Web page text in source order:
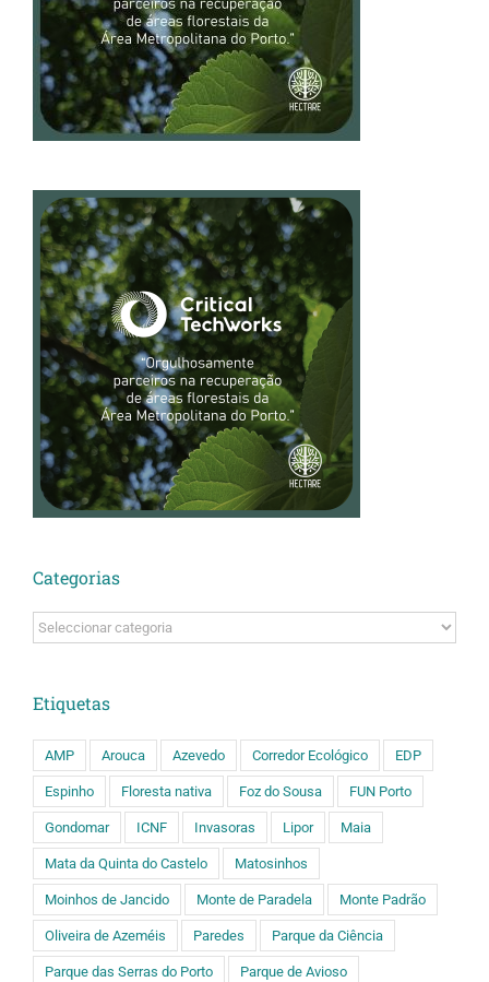
Categorias
Categorias
Etiquetas
AMP Arouca Azevedo Corredor Ecológico EDP
Espinho Floresta nativa Foz do Sousa FUN Porto
Gondomar ICNF Invasoras Lipor Maia
Mata da Quinta do Castelo Matosinhos
Moinhos de Jancido Monte de Paradela Monte Padrão
Oliveira de Azeméis Paredes Parque da Ciência
Parque das Serras do Porto Parque de Avioso